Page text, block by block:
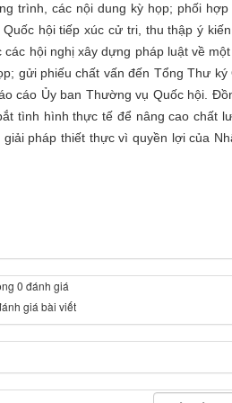
trình, các nội dung kỳ họp; phối
hội tiếp xúc cử tri, thu thập ý
hội nghị xây dựng pháp luật về
gửi phiếu chất vấn đến Tổng Thư
cáo Ủy ban Thường vụ Quốc hội.
tình hình thực tế để nâng cao chất
pháp thiết thực vì quyền lợi của
0 đánh giá
giá bài viết